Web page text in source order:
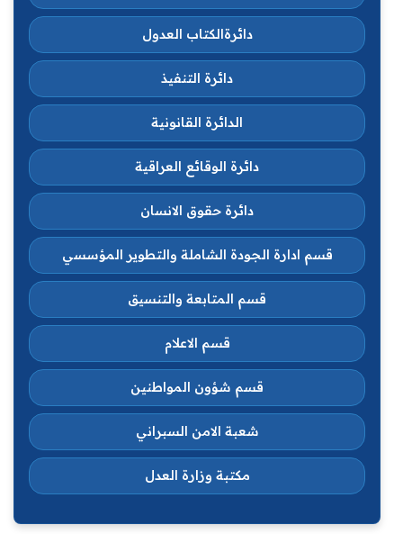
دائرةالكتاب العدول
دائرة التنفيذ
الدائرة القانونية
دائرة الوقائع العراقية
دائرة حقوق الانسان
قسم ادارة الجودة الشاملة والتطوير المؤسسي
قسم المتابعة والتنسيق
قسم الاعلام
قسم شؤون المواطنين
شعبة الامن السبراني
مكتبة وزارة العدل